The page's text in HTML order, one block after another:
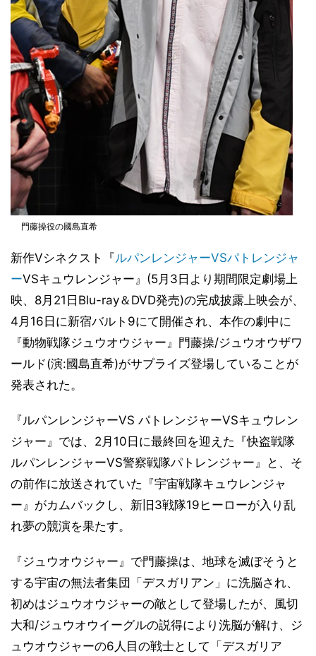
門藤操役の國島直希
新作Vシネクスト『ルパンレンジャーVSパトレンジャ
ーVSキュウレンジャー』(5月3日より期間限定劇場上
映、8月21日Blu-ray＆DVD発売)の完成披露上映会が、
4月16日に新宿バルト9にて開催され、本作の劇中に
『動物戦隊ジュウオウジャー』門藤操/ジュウオウザワ
ールド(演:國島直希)がサプライズ登場していることが
発表された。
『ルパンレンジャーVS パトレンジャーVSキュウレン
ジャー』では、2月10日に最終回を迎えた『快盗戦隊
ルパンレンジャーVS警察戦隊パトレンジャー』と、そ
の前作に放送されていた『宇宙戦隊キュウレンジャ
ー』がカムバックし、新旧3戦隊19ヒーローが入り乱
れ夢の競演を果たす。
『ジュウオウジャー』で門藤操は、地球を滅ぼそうと
する宇宙の無法者集団「デスガリアン」に洗脳され、
初めはジュウオウジャーの敵として登場したが、風切
大和/ジュウオウイーグルの説得により洗脳が解け、ジ
ュウオウジャーの6人目の戦士として「デスガリア